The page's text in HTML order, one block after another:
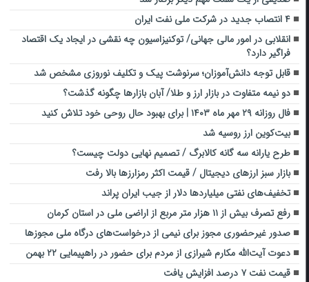
۴ انتصاب جدید در شرکت ملی نفت ایران
انقلابی در امور مالی جهانی/ توکنیزاسیون چه نقشی در ایجاد یک اقتصاد
فراگیر دارد؟
قابل توجه دانش‌آموزان؛ سرنوشت پیک و تکلیف نوروزی مشخص شد
دو نیمه متفاوت در بازار ارز و طلا/ آبان بازارها چگونه گذشت؟
فال روزانه ۲۹ مهر ماه ۱۴۰۳ | برای بهبود حال روحی خود تلاش کنید
بیت‌کوین ارز روسیه شد
طرح یارانه سه‌ گانه کالابرگ / تصمیم نهایی دولت چیست؟
بازار سبز ارزهای دیجیتال / قیمت اکثر رمزارزها بالا رفت
تخفیف‌های نفتی میلیاردها دلار از جیب ایران پراند
رفع تصرف بیش از ۱۱ هزار متر مربع از اراضی ملی در استان کرمان
صدور غیرحضوری مجوز برای نیمی از درخواست‌های درگاه ملی مجوزها
دعوت آیت‌الله مکارم شیرازی از مردم برای حضور در راهپیمایی ۲۲ بهمن
قیمت نفت ۷ درصد افزایش یافت